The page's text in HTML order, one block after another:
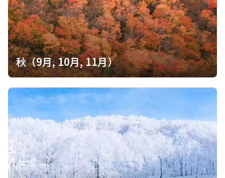
秋（9月, 10月, 11月）